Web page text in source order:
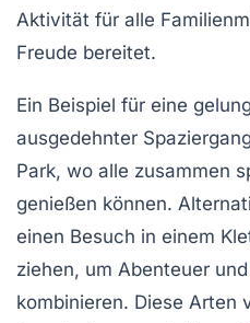
Aktivität für alle
Freude bereitet.
Ein Beispiel für eine
ausgedehnter Spaziergang
Park, wo alle zusammen
genießen können.
einen Besuch in einem
ziehen, um Abenteuer
kombinieren. Diese Arten